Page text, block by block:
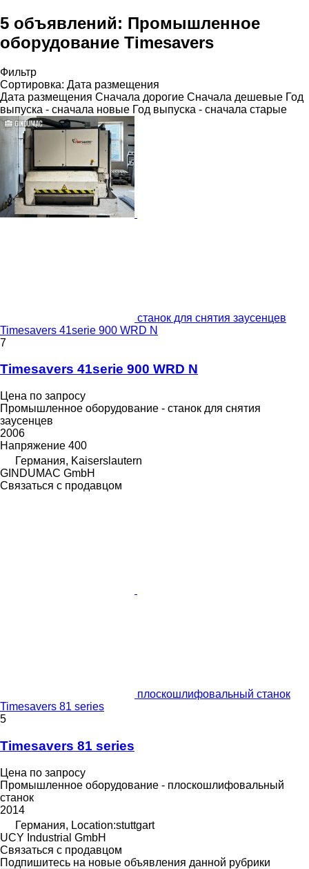
5 объявлений: Промышленное
оборудование Timesavers
Фильтр
Сортировка: Дата размещения
Дата размещения Сначала дорогие Сначала дешевые Год
выпуска - сначала новые Год выпуска - сначала старые
станок для снятия заусенцев
Timesavers 41serie 900 WRD N
7
Timesavers 41serie 900 WRD N
Цена по запросу
Промышленное оборудование - станок для снятия
заусенцев
2006
Напряжение 400
Германия, Kaiserslautern
GINDUMAC GmbH
Связаться с продавцом
плоскошлифовальный станок
Timesavers 81 series
5
Timesavers 81 series
Цена по запросу
Промышленное оборудование - плоскошлифовальный
станок
2014
Германия, Location:stuttgart
UCY Industrial GmbH
Связаться с продавцом
Подпишитесь на новые объявления данной рубрики